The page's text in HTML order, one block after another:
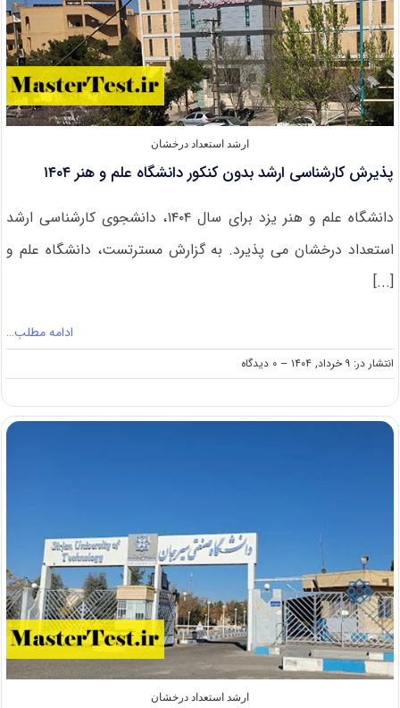
ارشد استعداد درخشان
پذیرش کارشناسی ارشد بدون کنکور دانشگاه علم و هنر ۱۴۰۴
دانشگاه علم و هنر یزد برای سال ۱۴۰۴، دانشجوی کارشناسی ارشد
استعداد درخشان می پذیرد. به گزارش مسترتست، دانشگاه علم و
[...]
ادامه مطلب…
انتشار در: ۹ خرداد, ۱۴۰۴ -- ۰ دیدگاه
on
پذیرش
ارشد
۱۴۰۴
ارشد استعداد درخشان